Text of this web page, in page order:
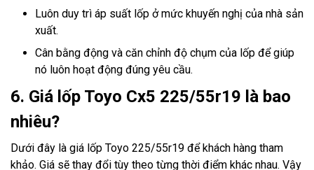
Luôn duy trì áp suất lốp ở mức khuyến nghị của nhà sản
xuất.
Cân bằng động và căn chỉnh độ chụm của lốp để giúp
nó luôn hoạt động đúng yêu cầu.
6. Giá lốp Toyo Cx5 225/55r19 là bao
nhiêu?
Dưới đây là giá lốp Toyo 225/55r19 để khách hàng tham
khảo. Giá sẽ thay đổi tùy theo từng thời điểm khác nhau. Vậy